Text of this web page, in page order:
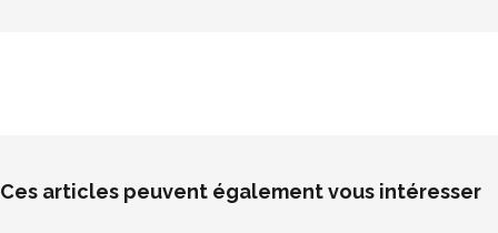
Ces articles peuvent également vous intéresser